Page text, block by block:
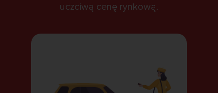
uczciwą cenę rynkową.